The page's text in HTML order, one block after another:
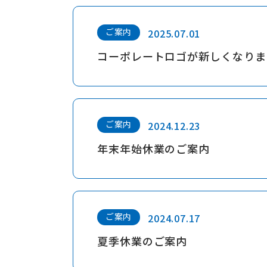
ご案内 2025.07.01
コーポレートロゴが新しくなり
ご案内 2024.12.23
年末年始休業のご案内
ご案内 2024.07.17
夏季休業のご案内